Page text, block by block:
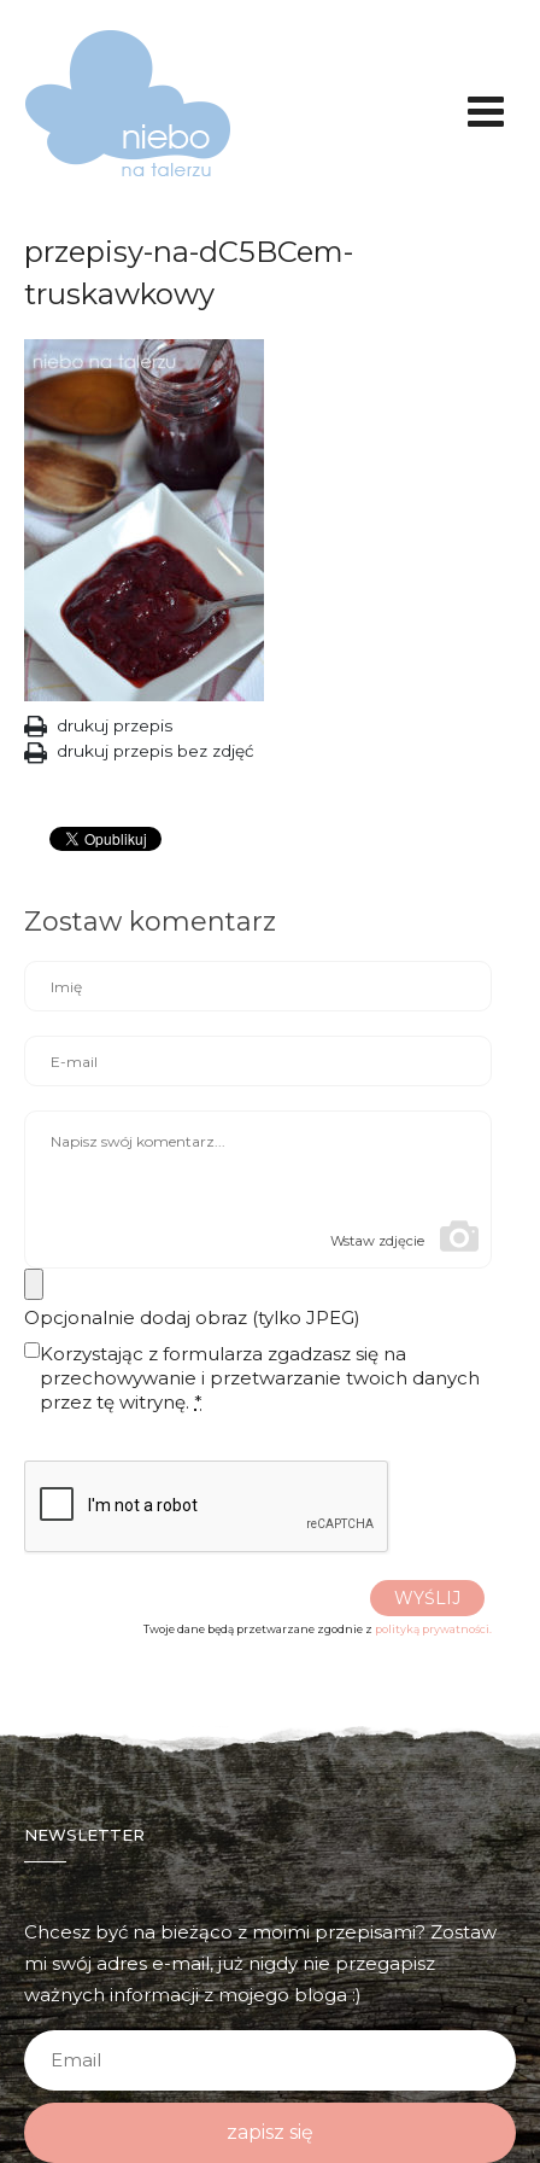
przepisy-na-dC5BCem-
truskawkowy
drukuj przepis
drukuj przepis bez zdjęć
Zostaw komentarz
Wstaw zdjęcie
Opcjonalnie dodaj obraz (tylko JPEG)
Korzystając z formularza zgadzasz się na
przechowywanie i przetwarzanie twoich danych
przez tę witrynę. *
WYŚLIJ
Twoje dane będą przetwarzane zgodnie z polityką prywatności.
NEWSLETTER
Chcesz być na bieżąco z moimi przepisami? Zostaw
mi swój adres e-mail, już nigdy nie przegapisz
ważnych informacji z mojego bloga :)
zapisz się